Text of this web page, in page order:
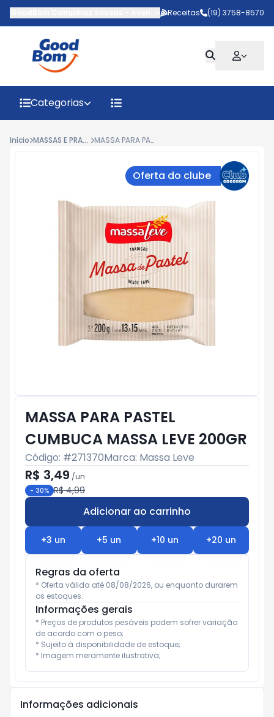
Avenida Antônio Carlos Couto de
Receitas (19) 3758-8570
Categorias
Início MASSAS E PRATOS MASSA PARA PASTEL CUMBUCA MASSA LEVE 200GR
Oferta do clube
MASSA PARA PASTEL
CUMBUCA MASSA LEVE 200GR
Código: #271370Marca: Massa Leve
R$ 3,49 /un
- 30% R$ 4,99
Adicionar ao carrinho
+3 un +5 un +10 un +20 un
Regras da oferta
* Oferta válida até 08/08/2026, ou enquanto durarem
os estoques.
Informações gerais
* Preços de produtos pesáveis podem sofrer variação
de acordo com o peso;
* Sujeito à disponibilidade de estoque;
* Imagem meramente ilustrativa;
Informações adicionais